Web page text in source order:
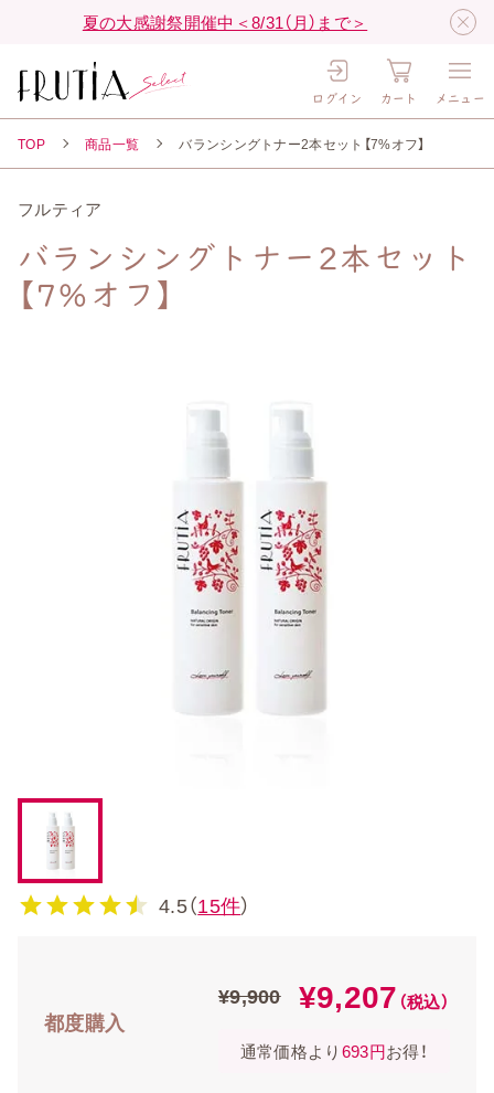
夏の大感謝祭開催中＜8/31（月）まで＞
ログイン カート メニュー
TOP 商品一覧 バランシングトナー2本セット【7%オフ】
フルティア
バランシングトナー2本セット
【7%オフ】
4.5（15件）
都度購入
¥9,900 ¥9,207 （税込）
通常価格より693円お得！